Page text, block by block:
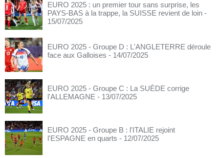
EURO 2025 : un premier tour sans surprise, les
PAYS-BAS à la trappe, la SUISSE revient de loin -
15/07/2025
EURO 2025 - Groupe D : L'ANGLETERRE déroule
face aux Galloises - 14/07/2025
EURO 2025 - Groupe C : La SUÈDE corrige
l'ALLEMAGNE - 13/07/2025
EURO 2025 - Groupe B : l'ITALIE rejoint
l'ESPAGNE en quarts - 12/07/2025